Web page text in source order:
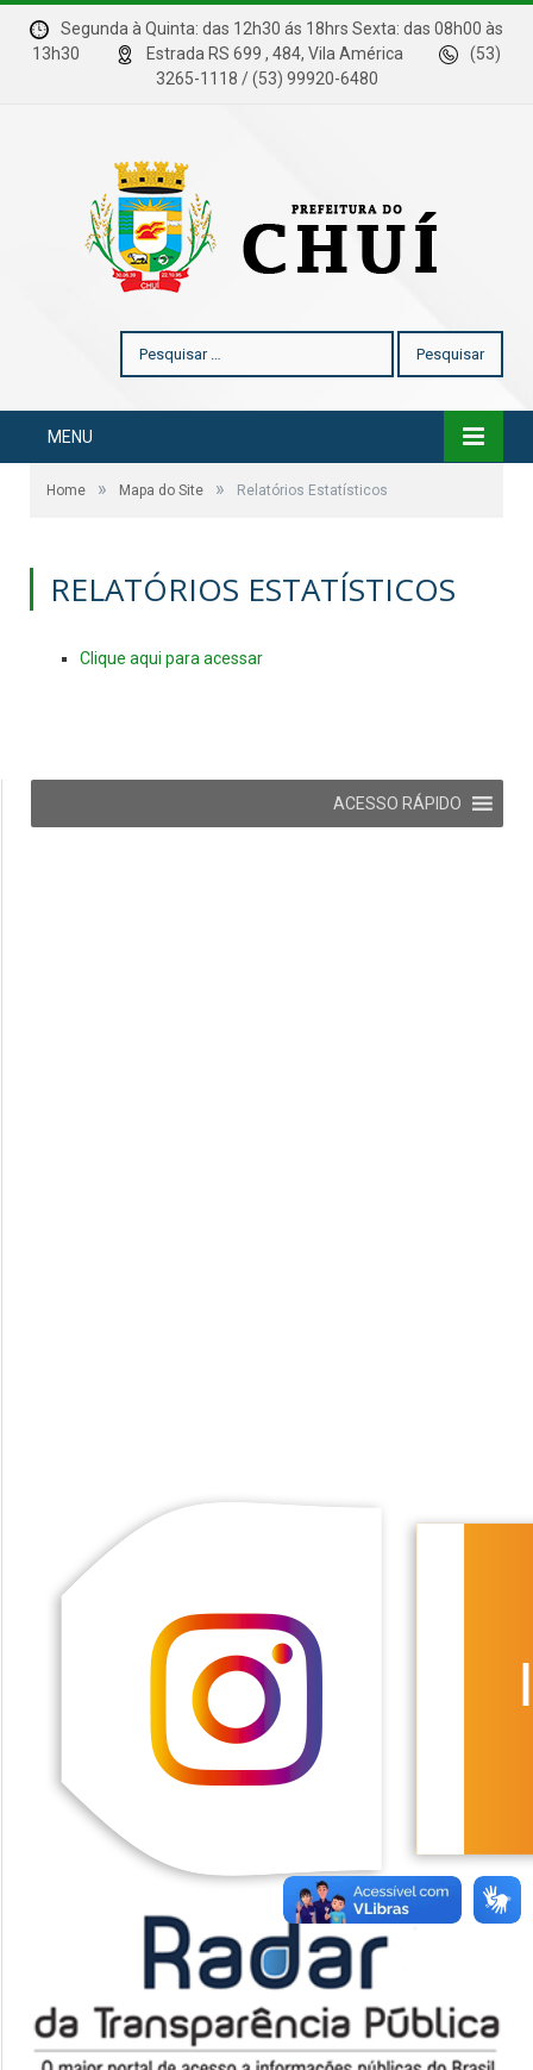
Segunda à Quinta: das 12h30 ás 18hrs Sexta: das 08h00 às
13h30
Estrada RS 699 , 484, Vila América
(53)
3265-1118 / (53) 99920-6480
MENU
Home » Mapa do Site » Relatórios Estatísticos
RELATÓRIOS ESTATÍSTICOS
Clique aqui para acessar
ACESSO RÁPIDO